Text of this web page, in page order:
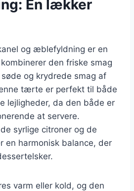
En lækker
og æblefyldning er en
den friske smag
og krydrede smag af
tærte er perfekt til både
lejligheder, da den både er
at servere.
syrlige citroner og de
en harmonisk balance, der
varm eller kold, og den